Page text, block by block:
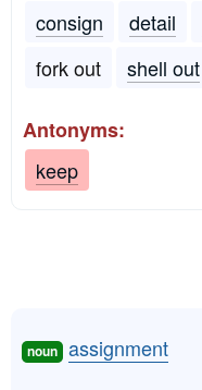
consign
detail
fork out
shell out
Antonyms:
keep
noun assignment